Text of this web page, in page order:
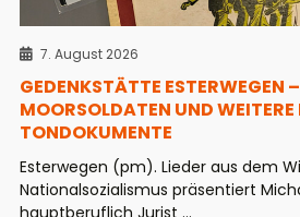
7. August 2026
GEDENKSTÄTTE ESTERWEGEN
MOORSOLDATEN UND
TONDOKUMENTE
Esterwegen (pm). Lieder aus dem
Nationalsozialismus präsentiert